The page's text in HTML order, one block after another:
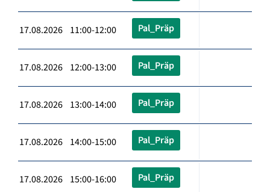
17.08.2026 11:00-12:00 Pal_Präp
17.08.2026 12:00-13:00 Pal_Präp
17.08.2026 13:00-14:00 Pal_Präp
17.08.2026 14:00-15:00 Pal_Präp
17.08.2026 15:00-16:00 Pal_Präp